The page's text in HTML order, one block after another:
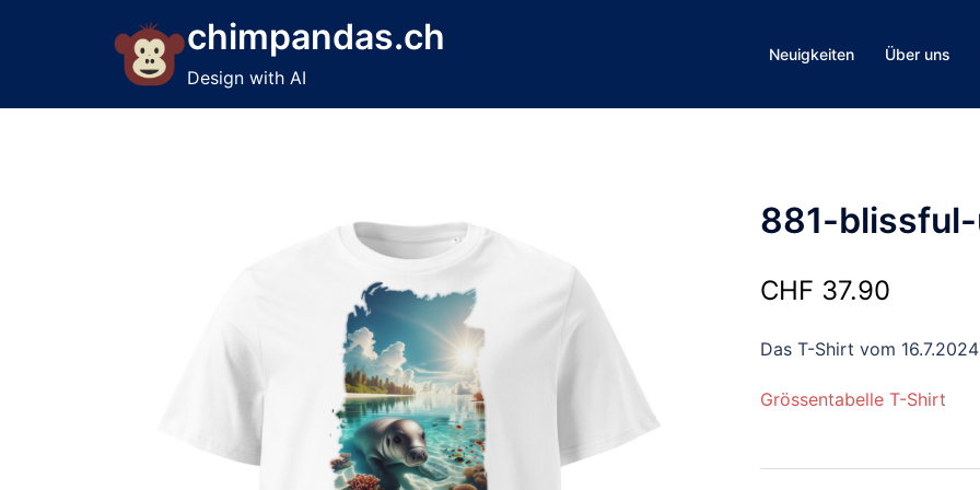
chimpandas.ch
Design with AI
Neuigkeiten Über uns
881-
CHF 37.90
Das T-Shirt vom 16.7.2024
Grössentabelle T-Shirt